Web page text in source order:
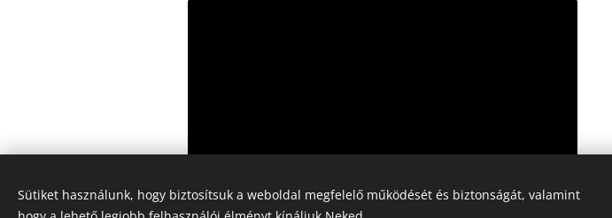
Sütiket használunk, hogy biztosítsuk a weboldal megfelelő működését és biztonságát, valamint